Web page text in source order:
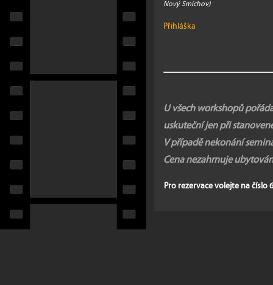
Nový Smíchov)
Přihláška
U všech workshopů
uskuteční jen při
V případě nekonání
Cena nezahrnuje
Pro rezervace volejte na číslo